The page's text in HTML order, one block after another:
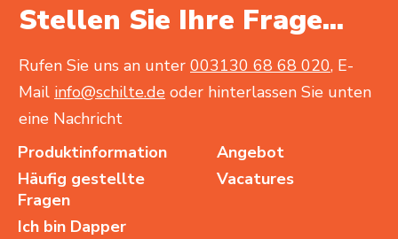
Stellen Sie Ihre Frage...
Rufen Sie uns an unter 003130 68 68 020, E-
Mail info@schilte.de oder hinterlassen Sie unten
eine Nachricht
Produktinformation
Angebot
Häufig gestellte
Fragen
Vacatures
Ich bin Dapper